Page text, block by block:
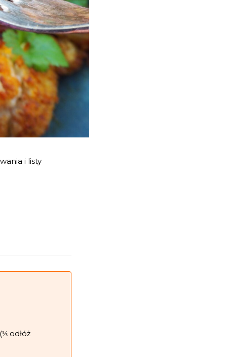
i listy
odłóż